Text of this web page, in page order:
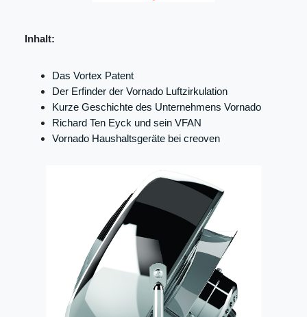
Inhalt:
Das Vortex Patent
Der Erfinder der Vornado Luftzirkulation
Kurze Geschichte des Unternehmens Vornado
Richard Ten Eyck und sein VFAN
Vornado Haushaltsgeräte bei creoven